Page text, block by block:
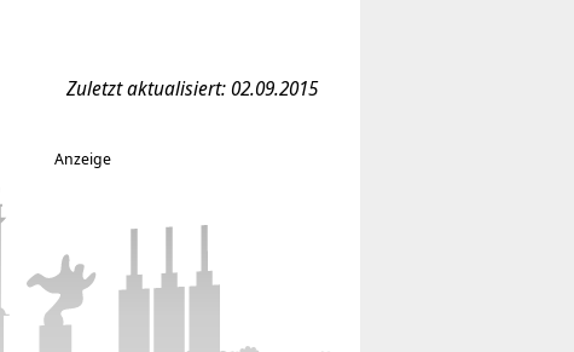
Zuletzt aktualisiert: 02.09.2015
Anzeige